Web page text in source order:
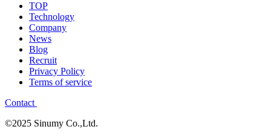
TOP
Technology
Company
News
Blog
Recruit
Privacy Policy
Terms of service
Contact
©2025 Sinumy Co.,Ltd.